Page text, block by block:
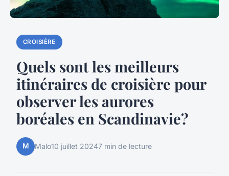
CROISIÈRE
Quels sont les meilleurs
itinéraires de croisière pour
observer les aurores
boréales en Scandinavie?
M Malo10 juillet 20247 min de lecture